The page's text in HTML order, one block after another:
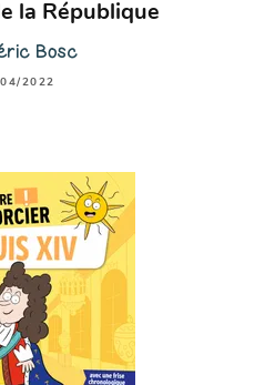
la République
Bosc
2022